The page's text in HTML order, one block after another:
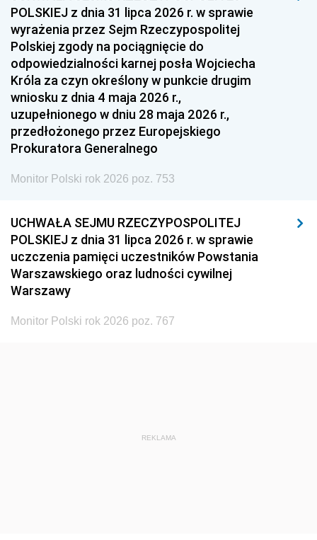
1951 1950 1949
1948 1947
1939 1938 1937
1936 1930
POLSKIEJ z dnia 31 lipca 2026 r. w sprawie
wyrażenia przez Sejm Rzeczypospolitej
Polskiej zgody na pociągnięcie do
odpowiedzialności karnej posła Wojciecha
Króla za czyn określony w punkcie drugim
wniosku z dnia 4 maja 2026 r.,
uzupełnionego w dniu 28 maja 2026 r.,
przedłożonego przez Europejskiego
Prokuratora Generalnego
Monitor Polski rok 2026 poz. 753
UCHWAŁA SEJMU RZECZYPOSPOLITEJ
POLSKIEJ z dnia 31 lipca 2026 r. w sprawie
uczczenia pamięci uczestników Powstania
Warszawskiego oraz ludności cywilnej
Warszawy
Monitor Polski rok 2026 poz. 767
REKLAMA